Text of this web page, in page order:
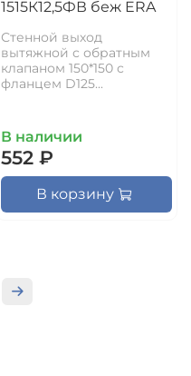
1515К12,5ФВ беж ERA
Стенной выход
вытяжной с обратным
клапаном 150*150 с
фланцем D125...
В наличии
552 ₽
В корзину